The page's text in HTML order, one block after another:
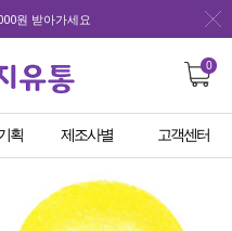
원 받아가세요
0
획 제조사별 고객센터